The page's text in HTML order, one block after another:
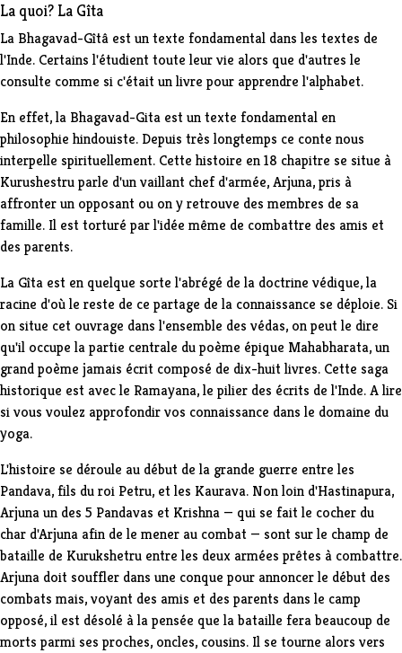
La quoi? La Gîta
La Bhagavad-Gîtâ est un texte fondamental dans les textes de
l'Inde. Certains l'étudient toute leur vie alors que d'autres le
consulte comme si c'était un livre pour apprendre l'alphabet.
En effet, la Bhagavad-Gita est un texte fondamental en
philosophie hindouiste. Depuis très longtemps ce conte nous
interpelle spirituellement. Cette histoire en 18 chapitre se situe à
Kurushestru parle d'un vaillant chef d'armée, Arjuna, pris à
affronter un opposant ou on y retrouve des membres de sa
famille. Il est torturé par l'idée même de combattre des amis et
des parents.
La Gîta est en quelque sorte l'abrégé de la doctrine védique, la
racine d'où le reste de ce partage de la connaissance se déploie. Si
on situe cet ouvrage dans l'ensemble des védas, on peut le dire
qu'il occupe la partie centrale du poème épique Mahabharata, un
grand poème jamais écrit composé de dix-huit livres. Cette saga
historique est avec le Ramayana, le pilier des écrits de l'Inde. A lire
si vous voulez approfondir vos connaissance dans le domaine du
yoga.
L'histoire se déroule au début de la grande guerre entre les
Pandava, fils du roi Petru, et les Kaurava. Non loin d'Hastinapura,
Arjuna un des 5 Pandavas et Krishna — qui se fait le cocher du
char d'Arjuna afin de le mener au combat — sont sur le champ de
bataille de Kurukshetru entre les deux armées prêtes à combattre.
Arjuna doit souffler dans une conque pour annoncer le début des
combats mais, voyant des amis et des parents dans le camp
opposé, il est désolé à la pensée que la bataille fera beaucoup de
morts parmi ses proches, oncles, cousins. Il se tourne alors vers